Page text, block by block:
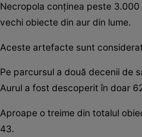
Necropola conținea peste
vechi obiecte din aur din lume.
Aceste artefacte sunt
Pe parcursul a două decenii de
Aurul a fost descoperit în doar
Aproape o treime din totalul
43.